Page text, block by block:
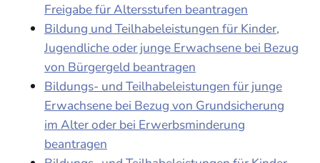
Freigabe für Altersstufen beantragen
Bildung und Teilhabeleistungen für Kinder,
Jugendliche oder junge Erwachsene bei Bezug
von Bürgergeld beantragen
Bildungs- und Teilhabeleistungen für junge
Erwachsene bei Bezug von Grundsicherung
im Alter oder bei Erwerbsminderung
beantragen